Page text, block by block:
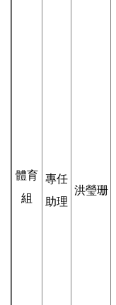
體育
組
專任
助理
洪瑩珊